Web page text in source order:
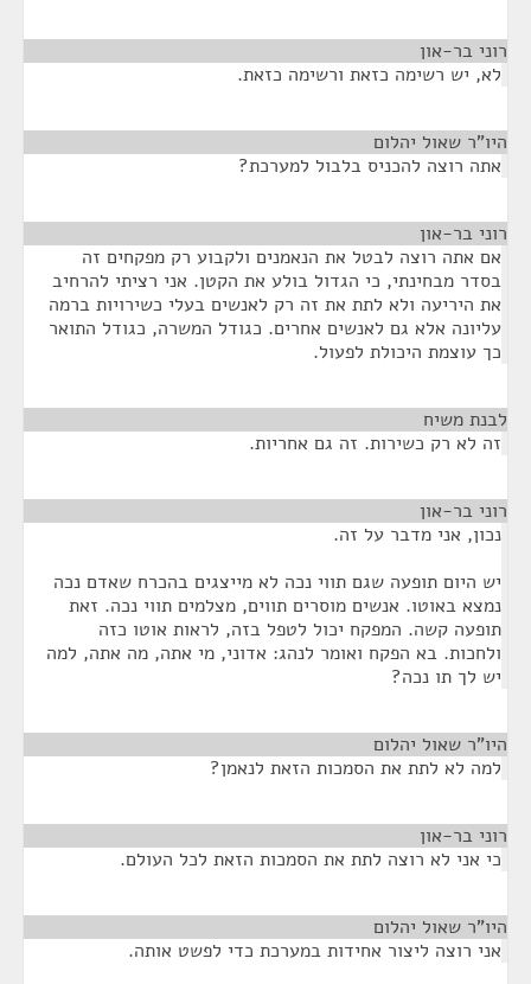
רוני בר-און
לא, יש רשימה כזאת ורשימה כזאת.
היו"ר שאול יהלום
אתה רוצה להכניס בלבול למערכת?
רוני בר-און
אם אתה רוצה לבטל את הנאמנים ולקבוע רק מפקחים זה
בסדר מבחינתי, כי הגדול בולע את הקטן. אני רציתי להרחיב
את היריעה ולא לתת את זה רק לאנשים בעלי כשירויות ברמה
עליונה אלא גם לאנשים אחרים. כגודל המשרה, כגודל התואר
כך עוצמת היכולת לפעול.
לבנת משיח
זה לא רק כשירות. זה גם אחריות.
רוני בר-און
נכון, אני מדבר על זה.
יש היום תופעה שגם תווי נכה לא מייצגים בהכרח שאדם נכה
נמצא באוטו. אנשים מוסרים תווים, מצלמים תווי נכה. זאת
תופעה קשה. המפקח יכול לטפל בזה, לראות אוטו כזה
ולחכות. בא הפקח ואומר לנהג: אדוני, מי אתה, מה אתה, למה
יש לך תו נכה?
היו"ר שאול יהלום
למה לא לתת את הסמכות הזאת לנאמן?
רוני בר-און
כי אני לא רוצה לתת את הסמכות הזאת לכל העולם.
היו"ר שאול יהלום
אני רוצה ליצור אחידות במערכת כדי לפשט אותה.